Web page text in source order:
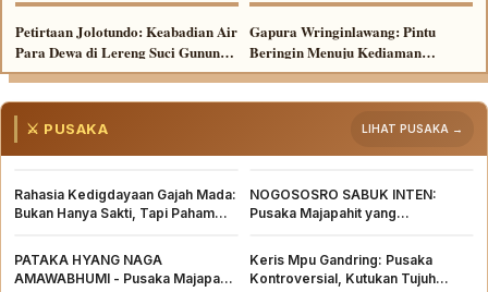
Tua dari Majapahit
Mahameru Bawah Tanah
Petirtaan Jolotundo: Keabadian Air
Para Dewa di Lereng Suci Gunung
Penanggungan
Gapura Wringinlawang: Pintu
Beringin Menuju Kediaman
Mahapatih Gajah Mada
⚔️ PUSAKA LIHAT PUSAKA →
Rahasia Kedigdayaan Gajah Mada:
Bukan Hanya Sakti, Tapi Paham
NOGOSOSRO SABUK INTEN:
Pusaka Majapahit yang
PATAKA HYANG NAGA
AMAWABHUMI - Pusaka Majapahit
Keris Mpu Gandring: Pusaka
Kontroversial, Kutukan Tujuh